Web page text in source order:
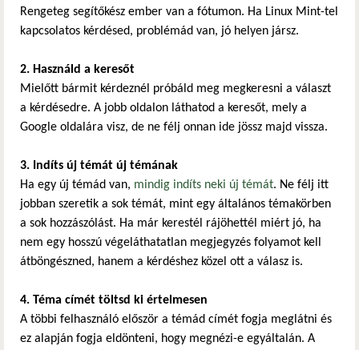
Rengeteg segítőkész ember van a fótumon. Ha Linux Mint-tel
kapcsolatos kérdésed, problémád van, jó helyen jársz.
2. Használd a keresőt
Mielőtt bármit kérdeznél próbáld meg megkeresni a választ
a kérdésedre. A jobb oldalon láthatod a keresőt, mely a
Google oldalára visz, de ne félj onnan ide jössz majd vissza.
3. Indíts új témát új témának
Ha egy új témád van, mindig indíts neki új témát. Ne félj itt
jobban szeretik a sok témát, mint egy általános témakörben
a sok hozzászólást. Ha már kerestél rájöhettél miért jó, ha
nem egy hosszú végeláthatatlan megjegyzés folyamot kell
átböngészned, hanem a kérdéshez közel ott a válasz is.
4. Téma címét töltsd ki értelmesen
A többi felhasználó először a témád címét fogja meglátni és
ez alapján fogja eldönteni, hogy megnézi-e egyáltalán. A